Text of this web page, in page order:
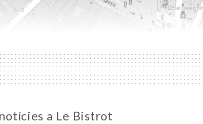
a Le Bistrot